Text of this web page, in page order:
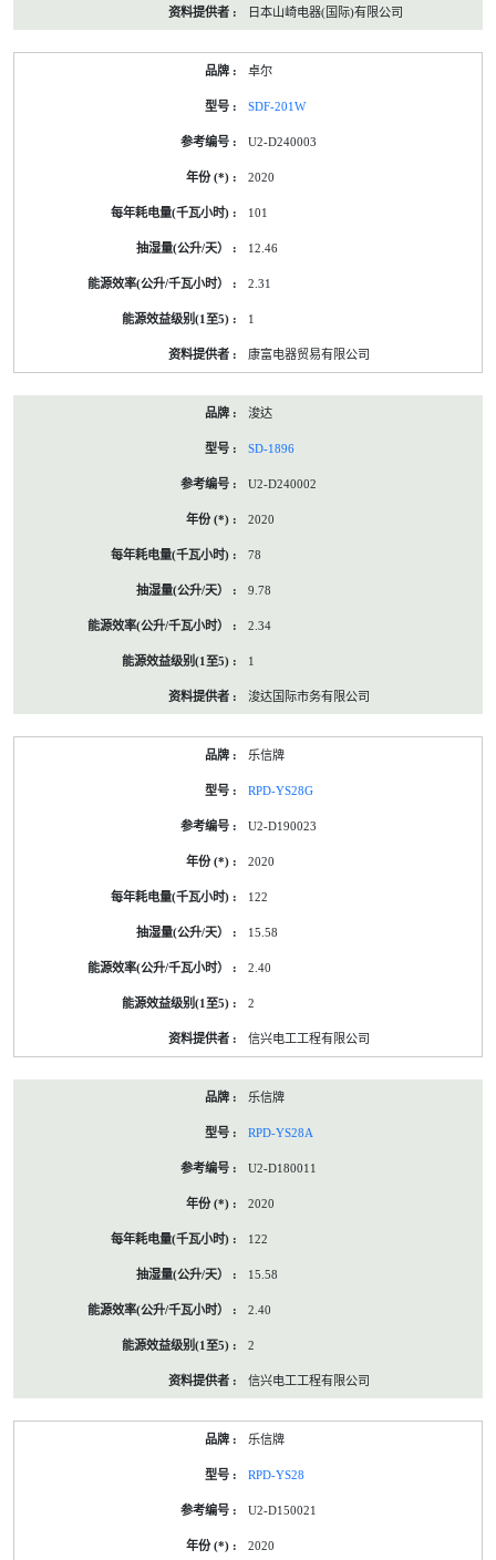
日本山崎电器(国际)有限公司
卓尔
SDF-201W
U2-D240003
2020
101
12.46
2.31
1
康富电器贸易有限公司
浚达
SD-1896
U2-D240002
2020
78
9.78
2.34
1
浚达国际市务有限公司
乐信牌
RPD-YS28G
U2-D190023
2020
122
15.58
2.40
2
信兴电工工程有限公司
乐信牌
RPD-YS28A
U2-D180011
2020
122
15.58
2.40
2
信兴电工工程有限公司
乐信牌
RPD-YS28
U2-D150021
2020